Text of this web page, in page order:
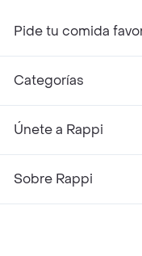
Pide tu comida
Categorías
Únete a Rappi
Sobre Rappi